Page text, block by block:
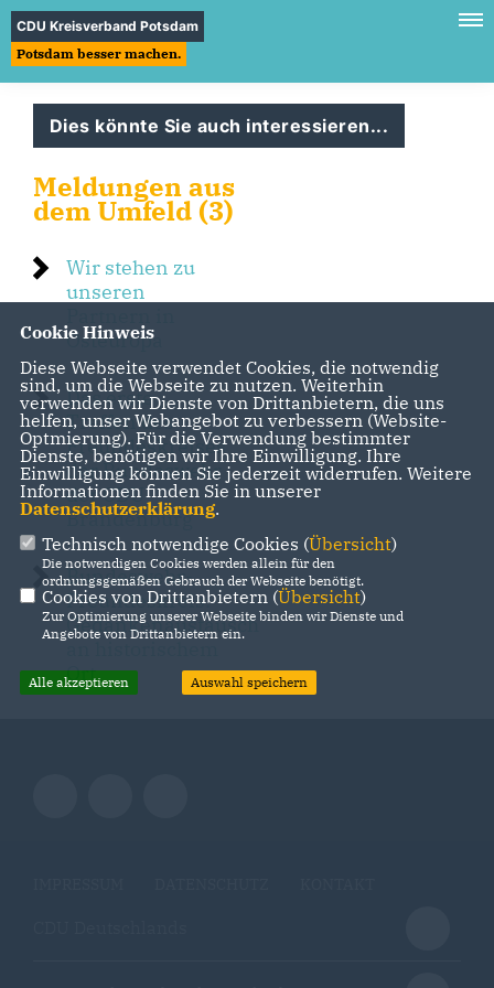
CDU Kreisverband Potsdam
Potsdam besser machen.
Dies könnte Sie auch interessieren...
Meldungen aus
dem Umfeld (3)
Wir stehen zu
unseren
Osteuropa
Das erste
Treffen des
Freundeskreises
der Bundeswehr
der CDU
Brandenburg
Bundeswehr-
Freundeskreis:
Gedankenaustausch
Ort
Cookie Hinweis
Diese Webseite verwendet Cookies, die notwendig
sind, um die Webseite zu nutzen. Weiterhin
verwenden wir Dienste von Drittanbietern, die uns
helfen, unser Webangebot zu verbessern (Website-
Optmierung). Für die Verwendung bestimmter
Dienste, benötigen wir Ihre Einwilligung. Ihre
Einwilligung können Sie jederzeit widerrufen. Weitere
Informationen finden Sie in unserer
Datenschutzerklärung.
Technisch notwendige Cookies (Übersicht)
Die notwendigen Cookies werden allein für den
ordnungsgemäßen Gebrauch der Webseite benötigt.
Cookies von Drittanbietern (Übersicht)
Zur Optimierung unserer Webseite binden wir Dienste und
Angebote von Drittanbietern ein.
Alle akzeptieren Auswahl speichern